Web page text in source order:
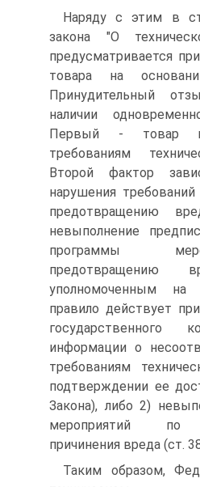
Наряду с этим в
закона "О
предусматривается
товара на
Принудительный
наличии
Первый - товар
требованиям
Второй фактор
нарушения
предотвращению
невыполнение
программы
предотвращению
уполномоченным
правило действует
государственного
информации о
требованиям
подтверждении ее
Закона), либо 2)
мероприятий по
причинения вреда (ст.
Таким образом,